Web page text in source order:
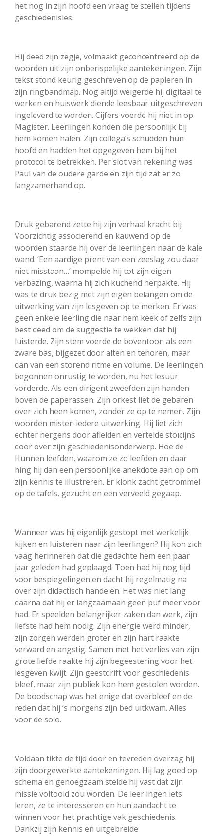
het nog in zijn hoofd een vraag te stellen tijdens
geschiedenisles.
Hij deed zijn zegje, volmaakt geconcentreerd op de
woorden uit zijn onberispelijke aantekeningen. Zijn
tekst stond keurig geschreven op de papieren in
zijn ringbandmap. Nog altijd weigerde hij digitaal te
werken en huiswerk diende leesbaar uitgeschreven
ingeleverd te worden. Cijfers voerde hij niet in op
Magister. Leerlingen konden die persoonlijk bij
hem komen halen. Zijn collega’s schudden hun
hoofd en hadden het opgegeven hem bij het
protocol te betrekken. Per slot van rekening was
Paul van de oudere garde en zijn tijd zat er zo
langzamerhand op.
Druk gebarend zette hij zijn verhaal kracht bij.
Voorzichtig associërend en kauwend op de
woorden staarde hij over de leerlingen naar de kale
wand. ‘Een aardige prent van een zeeslag zou daar
niet misstaan…’ mompelde hij tot zijn eigen
verbazing, waarna hij zich kuchend herpakte. Hij
was te druk bezig met zijn eigen belangen om de
uitwerking van zijn lesgeven op te merken. Er was
geen enkele leerling die naar hem keek of zelfs zijn
best deed om de suggestie te wekken dat hij
luisterde. Zijn stem voerde de boventoon als een
zware bas, bijgezet door alten en tenoren, maar
dan van een storend ritme en volume. De leerlingen
begonnen onrustig te worden, nu het lesuur
vorderde. Als een dirigent zweefden zijn handen
boven de paperassen. Zijn orkest liet de gebaren
over zich heen komen, zonder ze op te nemen. Zijn
woorden misten iedere uitwerking. Hij liet zich
echter nergens door afleiden en vertelde stoïcijns
door over zijn geschiedenisonderwerp. Hoe de
Hunnen leefden, waarom ze zo leefden en daar
hing hij dan een persoonlijke anekdote aan op om
zijn kennis te illustreren. Er klonk zacht getrommel
op de tafels, gezucht en een verveeld gegaap.
Wanneer was hij eigenlijk gestopt met werkelijk
kijken en luisteren naar zijn leerlingen? Hij kon zich
vaag herinneren dat die gedachte hem een paar
jaar geleden had geplaagd. Toen had hij nog tijd
voor bespiegelingen en dacht hij regelmatig na
over zijn didactisch handelen. Het was niet lang
daarna dat hij er langzaamaan geen puf meer voor
had. Er speelden belangrijker zaken dan werk, zijn
liefste had hem nodig. Zijn energie werd minder,
zijn zorgen werden groter en zijn hart raakte
verward en angstig. Samen met het verlies van zijn
grote liefde raakte hij zijn begeestering voor het
lesgeven kwijt. Zijn geestdrift voor geschiedenis
bleef, maar zijn publiek kon hem gestolen worden.
De boodschap was het enige dat overbleef en de
reden dat hij ‘s morgens zijn bed uitkwam. Alles
voor de solo.
Voldaan tikte de tijd door en tevreden overzag hij
zijn doorgewerkte aantekeningen. Hij lag goed op
schema en genoegzaam stelde hij vast dat zijn
missie voltooid zou worden. De leerlingen iets
leren, ze te interesseren en hun aandacht te
winnen voor het prachtige vak geschiedenis.
Dankzij zijn kennis en uitgebreide